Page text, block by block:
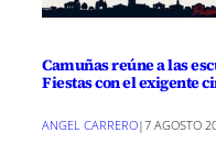
Camuñas reúne a las
Fiestas con el exigente
ANGEL CARRERO|7 AGOSTO